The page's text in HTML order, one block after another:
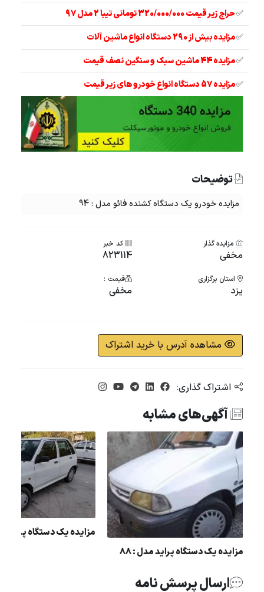
✅حراج زیر قیمت 320/000/000 تومانی تیبا 2 مدل 97
✅مزایده بیش از 290 دستگاه انواع ماشین آلات
✅مزایده 44 ماشین سبک و سنگین نصف قیمت
✅مزایده 57 دستگاه انواع خودرو های زیر قیمت
توضیحات
مزایده خودرو یک دستگاه کشنده فائو مدل : 94
مزایده گذار
مخفی
کد خبر
823114
استان برگزاری
یزد
قیمت :
مخفی
مشاهده آدرس با خرید اشتراک
اشتراک گذاری:
آگهی‌های مشابه
مزایده یک دستگاه پراید
مزایده یک دستگاه پراید مدل : 88
ارسال پرسش نامه